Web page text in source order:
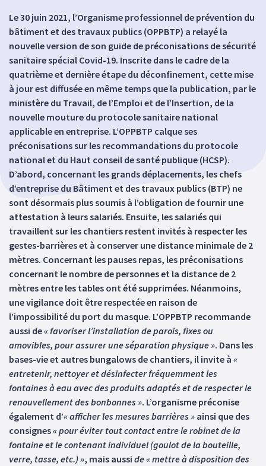
Le 30 juin 2021, l’Organisme professionnel de prévention du
bâtiment et des travaux publics (OPPBTP) a relayé la
nouvelle version de son guide de préconisations de sécurité
sanitaire spécial Covid-19. Inscrite dans le cadre de la
quatrième et dernière étape du déconfinement, cette mise
à jour est diffusée en même temps que la publication, par le
ministère du Travail, de l’Emploi et de l’Insertion, de la
nouvelle mouture du protocole sanitaire national
applicable en entreprise. L’OPPBTP calque ses
préconisations sur les recommandations du protocole
national et du Haut conseil de santé publique (HCSP).
D’abord, concernant les grands déplacements, les chefs
d’entreprise du Bâtiment et des travaux publics (BTP) ne
sont désormais plus soumis à l’obligation de fournir une
attestation à leurs salariés. Ensuite, les salariés qui
travaillent sur les chantiers restent invités à respecter les
gestes-barrières et à conserver une distance minimale de 2
mètres. Concernant les pauses repas, les préconisations
concernant le nombre de personnes et la distance de 2
mètres entre les tables ont été supprimées. Néanmoins,
une vigilance doit être respectée en raison de
l’impossibilité du port du masque. L’OPPBTP recommande
aussi de« favoriser l’installation de parois, fixes ou
amovibles, pour assurer une séparation physique ». Dans les
bases-vie et autres bungalows de chantiers, il invite à «
entretenir, nettoyer et désinfecter fréquemment les
fontaines à eau avec des produits adaptés et de respecter le
renouvellement des bonbonnes ». L’organisme préconise
également d’« afficher les mesures barrières » ainsi que des
consignes« pour éviter tout contact entre le robinet de la
fontaine et le contenant individuel (goulot de la bouteille,
verre, tasse, etc.) », mais aussi de « mettre à disposition des